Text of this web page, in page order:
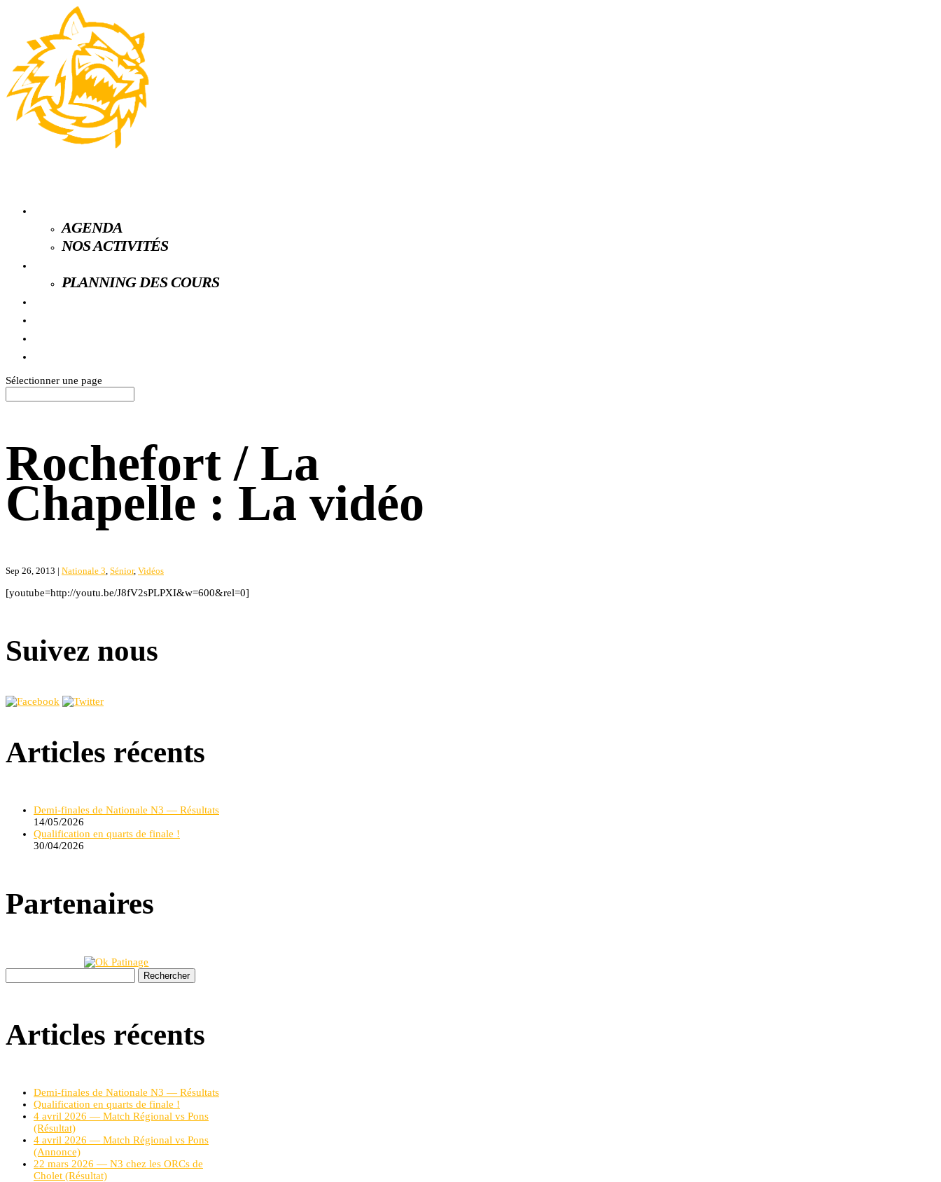
AGENDA
NOS ACTIVITÉS
PLANNING DES COURS
Sélectionner une page
Rochefort / La
Chapelle : La vidéo
Sep 26, 2013 | Nationale 3 Sénior, Vidéos
[youtube=http://youtu.be/J8fV2sPLPXI&w=600&rel=0]
Suivez nous
Articles récents
Demi-finales de Nationale N3 — Résultats
14/05/2026
Qualification en quarts de finale !
30/04/2026
Partenaires
Articles récents
Demi-finales de Nationale N3 — Résultats
Qualification en quarts de finale !
4 avril 2026 — Match Régional vs Pons
(Résultat)
4 avril 2026 — Match Régional vs Pons
(Annonce)
22 mars 2026 — N3 chez les ORCs de
Cholet (Résultat)